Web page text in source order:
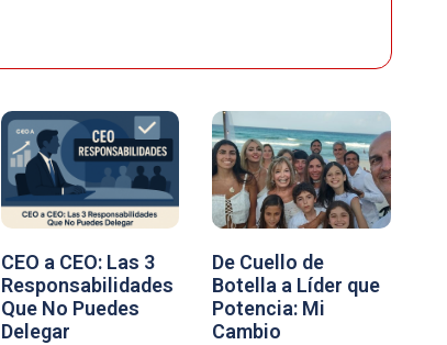
CEO a CEO: Las 3
Responsabilidades
Que No Puedes
Delegar
De Cuello de
Botella a Líder que
Potencia: Mi
Cambio